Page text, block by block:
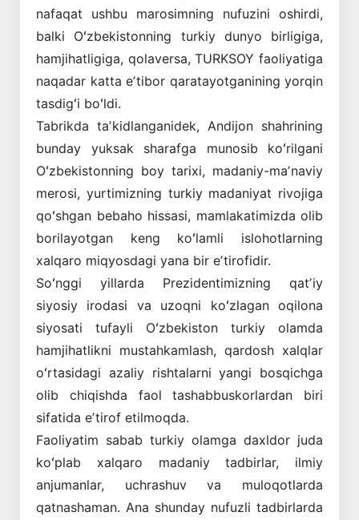
nafaqat ushbu marosimning nufuzini oshirdi,
balki Oʻzbekistonning turkiy dunyo birligiga,
hamjihatligiga, qolaversa, TURKSOY faoliyatiga
naqadar katta eʼtibor qaratayotganining yorqin
tasdigʻi boʻldi.
Tabrikda taʼkidlanganidek, Andijon shahrining
bunday yuksak sharafga munosib koʻrilgani
Oʻzbekistonning boy tarixi, madaniy-maʼnaviy
merosi, yurtimizning turkiy madaniyat rivojiga
qoʻshgan bebaho hissasi, mamlakatimizda olib
borilayotgan keng koʻlamli islohotlarning
xalqaro miqyosdagi yana bir eʼtirofidir.
Soʻnggi yillarda Prezidentimizning qatʼiy
siyosiy irodasi va uzoqni koʻzlagan oqilona
siyosati tufayli Oʻzbekiston turkiy olamda
hamjihatlikni mustahkamlash, qardosh xalqlar
oʻrtasidagi azaliy rishtalarni yangi bosqichga
olib chiqishda faol tashabbuskorlardan biri
sifatida eʼtirof ­etilmoqda.
Faoliyatim sabab turkiy olamga daxldor juda
koʻplab xalqaro madaniy tadbirlar, ilmiy
anjumanlar, uchrashuv va muloqotlarda
qatnashaman. Ana shunday nufuzli tadbirlarda